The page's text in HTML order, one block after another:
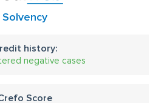
Solvency
history:
negative cases
Score